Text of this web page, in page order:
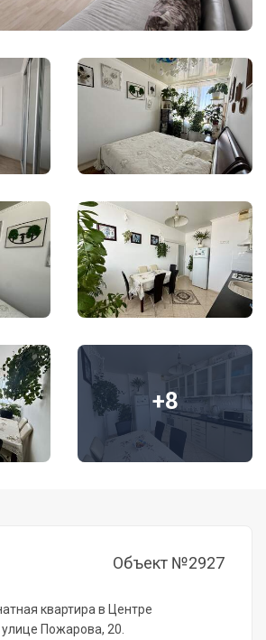
+8
Объект №2927
квартира в Центре
Пожарова, 20.